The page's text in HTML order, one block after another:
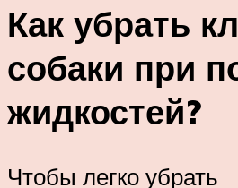
Как убрать
собаки при
жидкостей?
Чтобы легко убрать